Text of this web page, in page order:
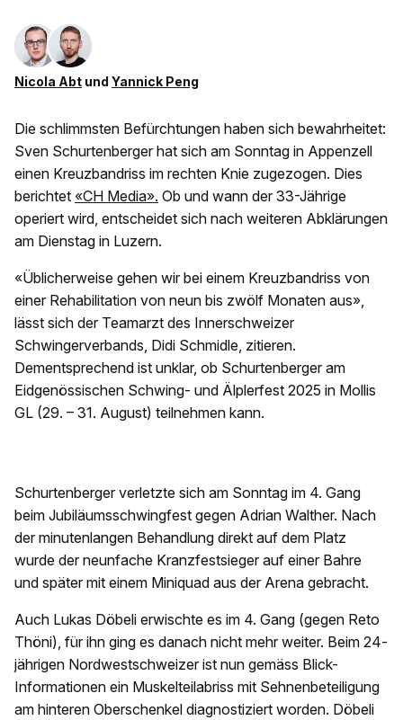
Nicola Abt und Yannick Peng
Die schlimmsten Befürchtungen haben sich bewahrheitet:
Sven Schurtenberger hat sich am Sonntag in Appenzell
einen Kreuzbandriss im rechten Knie zugezogen. Dies
berichtet «CH Media». Ob und wann der 33-Jährige
operiert wird, entscheidet sich nach weiteren Abklärungen
am Dienstag in Luzern.
«Üblicherweise gehen wir bei einem Kreuzbandriss von
einer Rehabilitation von neun bis zwölf Monaten aus»,
lässt sich der Teamarzt des Innerschweizer
Schwingerverbands, Didi Schmidle, zitieren.
Dementsprechend ist unklar, ob Schurtenberger am
Eidgenössischen Schwing- und Älplerfest 2025 in Mollis
GL (29. – 31. August) teilnehmen kann.
Schurtenberger verletzte sich am Sonntag im 4. Gang
beim Jubiläumsschwingfest gegen Adrian Walther. Nach
der minutenlangen Behandlung direkt auf dem Platz
wurde der neunfache Kranzfestsieger auf einer Bahre
und später mit einem Miniquad aus der Arena gebracht.
Auch Lukas Döbeli erwischte es im 4. Gang (gegen Reto
Thöni), für ihn ging es danach nicht mehr weiter. Beim 24-
jährigen Nordwestschweizer ist nun gemäss Blick-
Informationen ein Muskelteilabriss mit Sehnenbeteiligung
am hinteren Oberschenkel diagnostiziert worden. Döbeli